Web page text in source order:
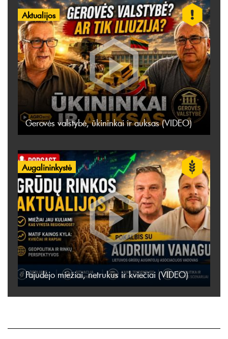
Aktualijos
Gerovės valstybė, ūkininkai ir auksas (VIDEO)
Augalininkystė
Pajudėjo miežiai, netrukus ir kviečiai (VIDEO)